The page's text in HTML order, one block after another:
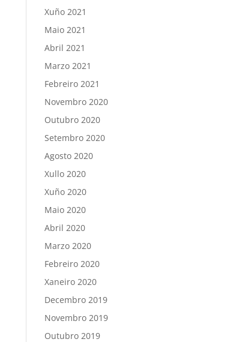
Xuño 2021
Maio 2021
Abril 2021
Marzo 2021
Febreiro 2021
Novembro 2020
Outubro 2020
Setembro 2020
Agosto 2020
Xullo 2020
Xuño 2020
Maio 2020
Abril 2020
Marzo 2020
Febreiro 2020
Xaneiro 2020
Decembro 2019
Novembro 2019
Outubro 2019